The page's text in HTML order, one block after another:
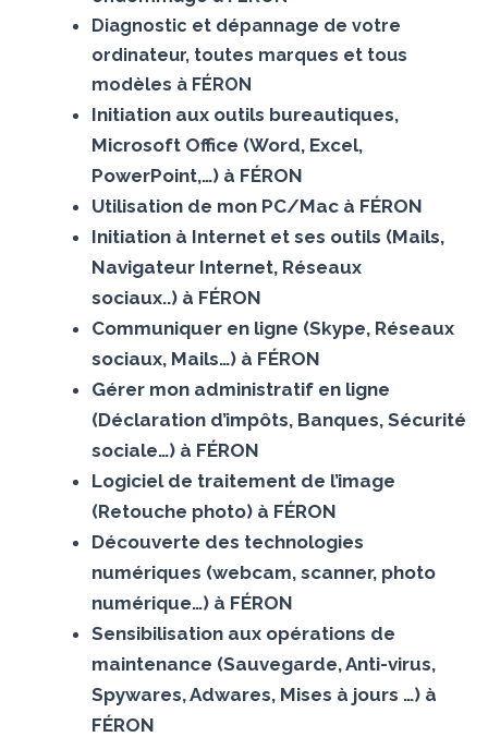
Diagnostic et dépannage de votre
ordinateur, toutes marques et tous
modèles à FÉRON
Initiation aux outils bureautiques,
Microsoft Office (Word, Excel,
PowerPoint,…) à FÉRON
Utilisation de mon PC/Mac à FÉRON
Initiation à Internet et ses outils (Mails,
Navigateur Internet, Réseaux
sociaux..) à FÉRON
Communiquer en ligne (Skype, Réseaux
sociaux, Mails…) à FÉRON
Gérer mon administratif en ligne
(Déclaration d’impôts, Banques, Sécurité
sociale…) à FÉRON
Logiciel de traitement de l’image
(Retouche photo) à FÉRON
Découverte des technologies
numériques (webcam, scanner, photo
numérique…) à FÉRON
Sensibilisation aux opérations de
maintenance (Sauvegarde, Anti-virus,
Spywares, Adwares, Mises à jours …) à
FÉRON